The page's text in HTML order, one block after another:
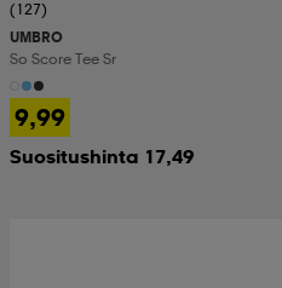
(127)
UMBRO
So Score Tee Sr
9,99
Suositushinta 17,49